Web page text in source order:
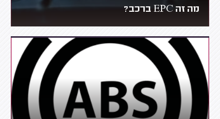
מה זה EPC ברכב?